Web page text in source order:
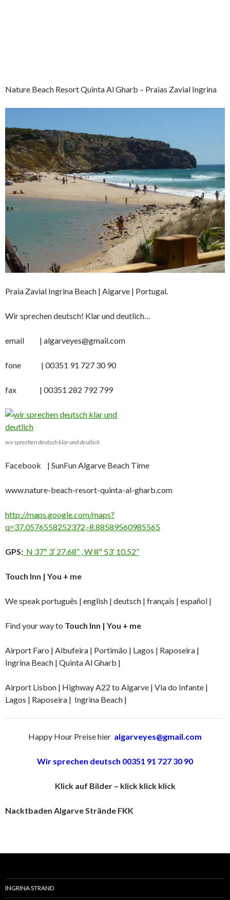
Nature Beach Resort Quinta Al Gharb – Praias Zavial Ingrina
Praia Zavial Ingrina Beach | Algarve | Portugal.
Wir sprechen deutsch! Klar und deutlich…
email | algarveyes@gmail.com
fone | 00351 91 727 30 90
fax | 00351 282 792 799
wir sprechen deutsch klar und deutlich
Facebook | SunFun Algarve Beach Time
www.nature-beach-resort-quinta-al-gharb.com
http://maps.google.com/maps?
q=37.0576558252372,-8.88589560985565
GPS: N 37º 3′ 27.68” , W 8º 53′ 10.52”
Touch Inn | You + me
We speak português | english | deutsch | français | español |
Find your way to Touch Inn | You + me
Airport Faro | Albufeira | Portimão | Lagos | Raposeira |
Ingrina Beach | Quinta Al Gharb |
Airport Lisbon | Highway A22 to Algarve | Via do Infante |
Lagos | Raposeira | Ingrina Beach |
Happy Hour Preise hier algarveyes@gmail.com
Wir sprechen deutsch 00351 91 727 30 90
Klick auf Bilder – klick klick klick
Nacktbaden Algarve Strände FKK
INGRINA STRAND